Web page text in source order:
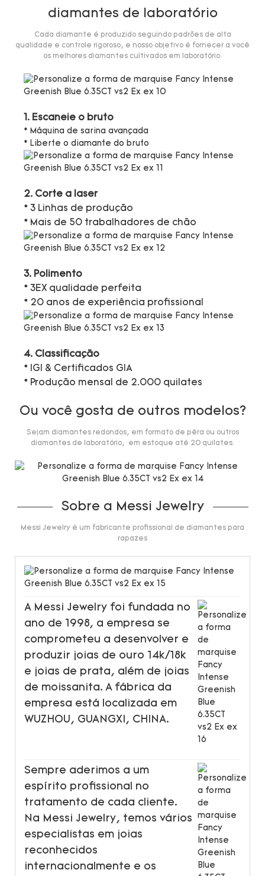
diamantes de laboratório
Cada diamante é produzido seguindo padrões de alta
qualidade e controle rigoroso, e nosso objetivo é fornecer a você
os melhores diamantes cultivados em laboratório.
1. Escaneie o bruto
* Máquina de sarina avançada
* Liberte o diamante do bruto
2. Corte a laser
* 3 Linhas de produção
* Mais de 50 trabalhadores de chão
3. Polimento
* 3EX qualidade perfeita
* 20 anos de experiência profissional
4. Classificação
* IGI & Certificados GIA
* Produção mensal de 2.000 quilates
Ou você gosta de outros modelos?
Sejam diamantes redondos, em formato de pêra ou outros
diamantes de laboratório, em estoque até 20 quilates.
Sobre a Messi Jewelry
Messi Jewelry é um fabricante profissional de diamantes para
rapazes
A Messi Jewelry foi fundada no
ano de 1998, a empresa se
comprometeu a desenvolver e
produzir joias de ouro 14k/18k
e joias de prata, além de joias
de moissanita. A fábrica da
empresa está localizada em
WUZHOU, GUANGXI, CHINA.
Sempre aderimos a um
espírito profissional no
tratamento de cada cliente.
Na Messi Jewelry, temos vários
especialistas em joias
reconhecidos
internacionalmente e os